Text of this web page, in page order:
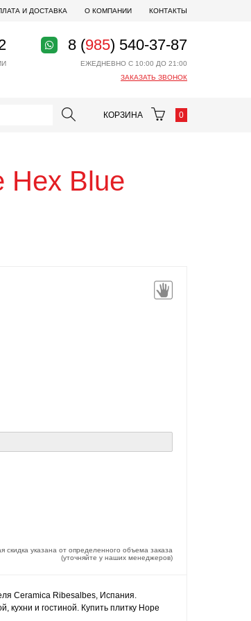
И ДОСТАВКА О КОМПАНИИ КОНТАКТЫ
8 (985) 540-37-87
ЕЖЕДНЕВНО С 10:00 ДО 21:00
ЗАКАЗАТЬ ЗВОНОК
КОРЗИНА 0
Hex Blue
скидка указана от определенного объема заказа
(уточняйте у наших менеджеров)
Ceramica Ribesalbes, Испания.
и гостиной. Купить плитку Hope